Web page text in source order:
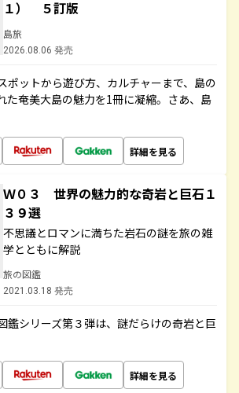
１） ５訂版
島旅
2026.08.06 発売
ットから遊び方、カルチャーまで、島の
た奄美大島の魅力を1冊に凝縮。さあ、島
詳細を見る
Ｗ０３ 世界の魅力的な奇岩と巨石１
３９選
不思議とロマンに満ちた岩石の謎を旅の雑
学とともに解説
旅の図鑑
2021.03.18 発売
鑑シリーズ第３弾は、謎だらけの奇岩と巨
詳細を見る